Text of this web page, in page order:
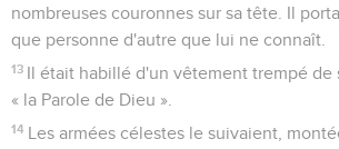
nombreuses couronnes sur sa tête. Il
que personne d'autre que lui ne connaît.
13 Il était habillé d'un vêtement trempé de
« la Parole de Dieu ».
14 Les armées célestes le suivaient,